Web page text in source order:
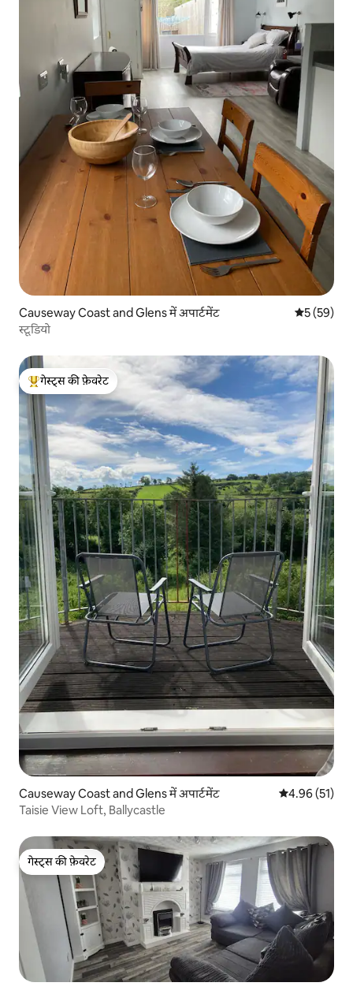
Causeway Coast and Glens में अपार्टमेंट औसत रेटिंग
5 (59)
स्टूडियो
गेस्ट्स का टॉप फ़ेवरेट
गेस्ट्स की फ़ेवरेट
Causeway Coast and Glens में अपार्टमेंट औसत रेटिंग 5 में
4.96 (51)
Taisie View Loft, Ballycastle
गेस्ट्स की फ़ेवरेट
गेस्ट्स की फ़ेवरेट